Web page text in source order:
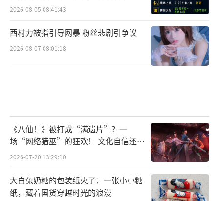
2026-08-05 08:41:43
西村力被指引导网暴 粉丝悲剧引争议
2026-08-07 08:01:18
《八仙！》被打成“满遗片”？一
场“网络猎巫”的狂欢！ 文化自信还是
焦虑？
2026-07-20 13:29:10
大白兔奶糖的包装纸火了：一张小小糖
纸，藏着国货穿越时光的浪漫